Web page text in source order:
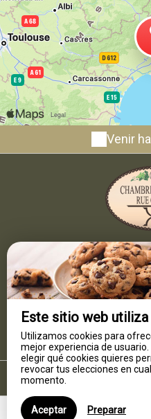
Este sitio web
Utilizamos cookies para
mejor experiencia de usuario.
elegir qué cookies quieres
revocar tus elecciones en
momento.
Aceptar Preparar
Venir
Hôtel B&B
6 Rue Ledru
34340
+33 4 67 76 42 49
Ponerse en
Notas legales